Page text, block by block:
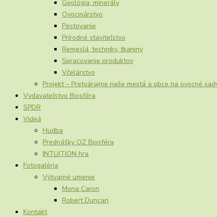
Geológia, minerály
Ovocinárstvo
Pestovanie
Prírodné staviteľstvo
Remeslá, techniky, tkaniny
Spracovanie produktov
Včelárstvo
Projekt – Pretvárajme naše mestá a obce na ovocné
Vydavateľstvo Biosféra
SPDR
Videá
Hudba
Prednášky OZ Biosféra
INTUITION hra
Fotogaléria
Výtvarné umenie
Mona Caron
Robert Duncan
Kontakt